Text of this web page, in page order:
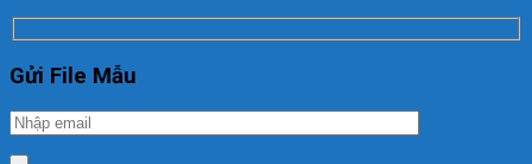
Gửi File Mẫu